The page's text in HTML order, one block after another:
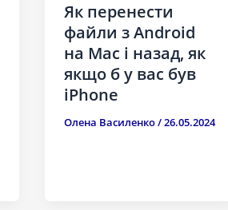
Як перенести
файли з Android
на Mac і назад, як
якщо б у вас був
iPhone
Олена Василенко/26.05.2024